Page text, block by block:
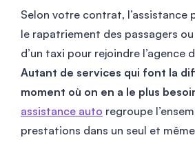
Selon votre contrat, l’assistance
le rapatriement des passagers
d’un taxi pour rejoindre l’agence
Autant de services qui font la
moment où on en a le plus
assistance auto regroupe
prestations dans un seul et